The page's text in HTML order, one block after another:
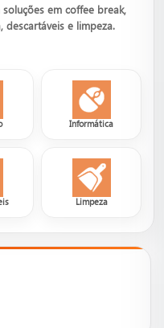
em coffee break,
descartáveis e limpeza.
Informática
Limpeza